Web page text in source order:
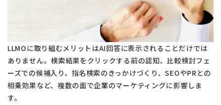
LLMOに取り組むメリットはAI回答に表示されることだけでは
ありません。検索結果をクリックする前の認知、比較検討フェ
ーズでの候補入り、指名検索のきっかけづくり、SEOやPRとの
相乗効果など、複数の面で企業のマーケティングに影響しま
す。